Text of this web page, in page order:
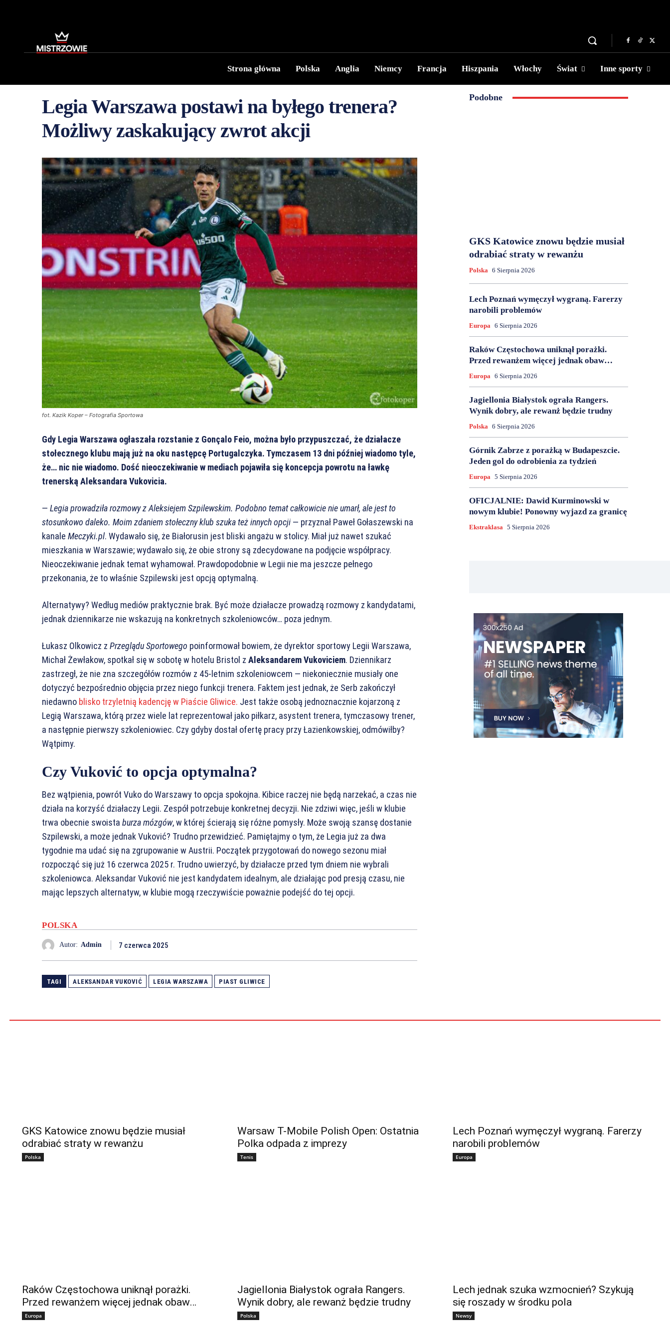
Strona główna Polska Anglia Niemcy Francja Hiszpania Włochy Świat Inne sporty
Legia Warszawa postawi na byłego trenera?
Możliwy zaskakujący zwrot akcji
fot. Kazik Koper – Fotografia Sportowa
Gdy Legia Warszawa ogłaszała rozstanie z Gonçalo Feio, można było przypuszczać, że działacze
stołecznego klubu mają już na oku następcę Portugalczyka. Tymczasem 13 dni później wiadomo tyle,
że… nic nie wiadomo. Dość nieoczekiwanie w mediach pojawiła się koncepcja powrotu na ławkę
trenerską Aleksandara Vukovicia.
— Legia prowadziła rozmowy z Aleksiejem Szpilewskim. Podobno temat całkowicie nie umarł, ale jest to
stosunkowo daleko. Moim zdaniem stołeczny klub szuka też innych opcji — przyznał Paweł Gołaszewski na
kanale Meczyki.pl. Wydawało się, że Białorusin jest bliski angażu w stolicy. Miał już nawet szukać
mieszkania w Warszawie; wydawało się, że obie strony są zdecydowane na podjęcie współpracy.
Nieoczekiwanie jednak temat wyhamował. Prawdopodobnie w Legii nie ma jeszcze pełnego
przekonania, że to właśnie Szpilewski jest opcją optymalną.
Alternatywy? Według mediów praktycznie brak. Być może działacze prowadzą rozmowy z kandydatami,
jednak dziennikarze nie wskazują na konkretnych szkoleniowców… poza jednym.
Łukasz Olkowicz z Przeglądu Sportowego poinformował bowiem, że dyrektor sportowy Legii Warszawa,
Michał Żewłakow, spotkał się w sobotę w hotelu Bristol z Aleksandarem Vukoviciem. Dziennikarz
zastrzegł, że nie zna szczegółów rozmów z 45-letnim szkoleniowcem — niekoniecznie musiały one
dotyczyć bezpośrednio objęcia przez niego funkcji trenera. Faktem jest jednak, że Serb zakończył
niedawno blisko trzyletnią kadencję w Piaście Gliwice. Jest także osobą jednoznacznie kojarzoną z
Legią Warszawa, którą przez wiele lat reprezentował jako piłkarz, asystent trenera, tymczasowy trener,
a następnie pierwszy szkoleniowiec. Czy gdyby dostał ofertę pracy przy Łazienkowskiej, odmówiłby?
Wątpimy.
Czy Vuković to opcja optymalna?
Bez wątpienia, powrót Vuko do Warszawy to opcja spokojna. Kibice raczej nie będą narzekać, a czas nie
działa na korzyść działaczy Legii. Zespół potrzebuje konkretnej decyzji. Nie zdziwi więc, jeśli w klubie
trwa obecnie swoista burza mózgów, w której ścierają się różne pomysły. Może swoją szansę dostanie
Szpilewski, a może jednak Vuković? Trudno przewidzieć. Pamiętajmy o tym, że Legia już za dwa
tygodnie ma udać się na zgrupowanie w Austrii. Początek przygotowań do nowego sezonu miał
rozpocząć się już 16 czerwca 2025 r. Trudno uwierzyć, by działacze przed tym dniem nie wybrali
szkoleniowca. Aleksandar Vuković nie jest kandydatem idealnym, ale działając pod presją czasu, nie
mając lepszych alternatyw, w klubie mogą rzeczywiście poważnie podejść do tej opcji.
POLSKA
Autor: Admin 7 czerwca 2025
TAGI ALEKSANDAR VUKOVIĆ LEGIA WARSZAWA PIAST GLIWICE
Podobne
GKS Katowice znowu będzie musiał
odrabiać straty w rewanżu
Polska 6 Sierpnia 2026
Lech Poznań wymęczył wygraną. Farerzy
narobili problemów
Europa 6 Sierpnia 2026
Raków Częstochowa uniknął porażki.
Przed rewanżem więcej jednak obaw…
Europa 6 Sierpnia 2026
Jagiellonia Białystok ograła Rangers.
Wynik dobry, ale rewanż będzie trudny
Polska 6 Sierpnia 2026
Górnik Zabrze z porażką w Budapeszcie.
Jeden gol do odrobienia za tydzień
Europa 5 Sierpnia 2026
OFICJALNIE: Dawid Kurminowski w
nowym klubie! Ponowny wyjazd za granicę
Ekstraklasa 5 Sierpnia 2026
GKS Katowice znowu będzie musiał
odrabiać straty w rewanżu
Polska
Warsaw T-Mobile Polish Open: Ostatnia
Polka odpada z imprezy
Tenis
Lech Poznań wymęczył wygraną. Farerzy
narobili problemów
Europa
Raków Częstochowa uniknął porażki.
Przed rewanżem więcej jednak obaw…
Europa
Jagiellonia Białystok ograła Rangers.
Wynik dobry, ale rewanż będzie trudny
Polska
Lech jednak szuka wzmocnień? Szykują
się roszady w środku pola
Newsy